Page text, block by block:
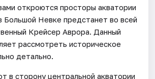
откроются просторы акватории
Большой Невке предстанет во всей
Крейсер Аврора. Данный
рассмотреть историческое
детально.
в сторону центральной акватории